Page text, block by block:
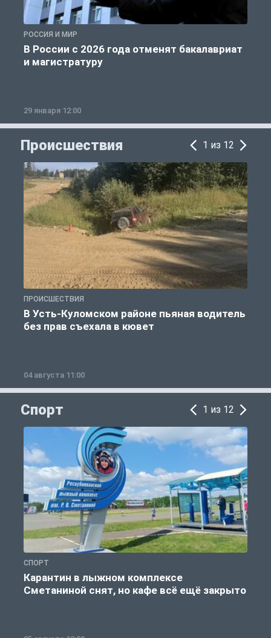
РОССИЯ И МИР
В России с 2026 года отменят бакалавриат
и магистратуру
29 января 12:00
Происшествия 1 из 12
ПРОИСШЕСТВИЯ
В Усть-Куломском районе пьяная водитель
без прав съехала в кювет
04 августа 11:00
Спорт 1 из 12
СПОРТ
Карантин в лыжном комплексе
Сметаниной снят, но кафе всё ещё закрыто